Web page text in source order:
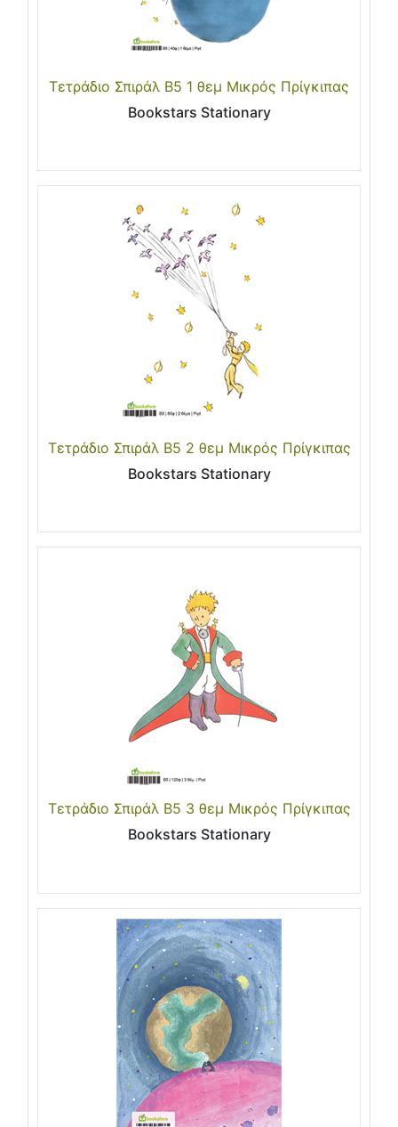
Τετράδιο Σπιράλ Β5 1 θεμ Μικρός Πρίγκιπας
Bookstars Stationary
Τετράδιο Σπιράλ Β5 2 θεμ Μικρός Πρίγκιπας
Bookstars Stationary
Τετράδιο Σπιράλ Β5 3 θεμ Μικρός Πρίγκιπας
Bookstars Stationary